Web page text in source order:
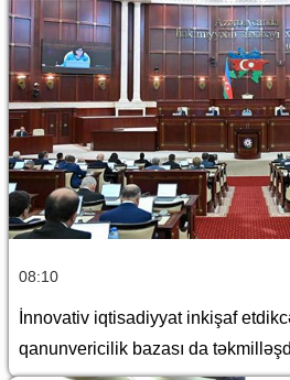
08:10
İnnovativ iqtisadiyyat inkişaf
qanunvericilik bazası da